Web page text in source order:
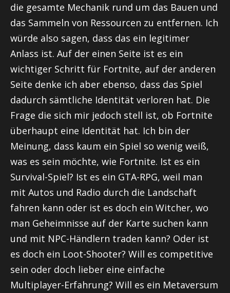
die gesamte Mechanik rund um das Bauen und
das Sammeln von Ressourcen zu entfernen. Ich
würde also sagen, dass das ein legitimer
Anlass ist. Auf der einen Seite ist es ein
wichtiger Schritt für Fortnite, auf der anderen
Seite denke ich aber ebenso, dass das Spiel
dadurch sämtliche Identität verloren hat. Die
Frage die sich mir jedoch stell ist, ob Fortnite
überhaupt eine Identität hat. Ich bin der
Meinung, dass kaum ein Spiel so wenig weiß,
was es sein möchte, wie Fortnite. Ist es ein
Survival-Spiel? Ist es ein GTA-RPG, weil man
mit Autos und Radio durch die Landschaft
fahren kann oder ist es doch ein Witcher, wo
man Geheimnisse auf der Karte suchen kann
und mit NPC-Händlern traden kann? Oder ist
es doch ein Loot-Shooter? Will es competitive
sein oder doch lieber eine einfache
Multiplayer-Erfahrung? Will es ein Metaversum